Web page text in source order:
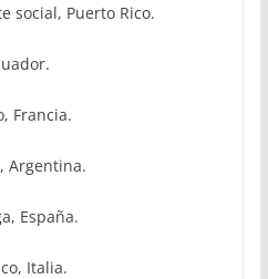
social, Puerto Rico.
Francia.
Argentina.
España.
Italia.